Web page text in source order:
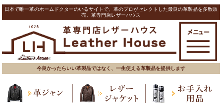
日本で唯一革のホームドクターのいるサイトで、革のプロがセレクトした最良の革製品を多数販
売。革専門店レザーハウス
今良かったらいい革製品ではなく、一生使える革製品を提供します